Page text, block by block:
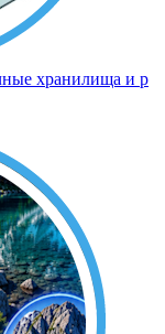
хранилища и р